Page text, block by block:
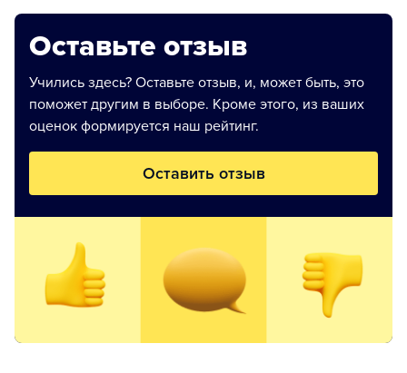
Оставьте отзыв
Учились здесь? Оставьте отзыв, и, может быть, это
поможет другим в выборе. Кроме этого, из ваших
оценок формируется наш рейтинг.
Оставить отзыв